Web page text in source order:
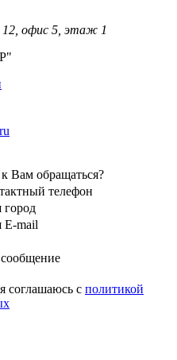
12, офис 5, этаж 1
Вам обращаться?
телефон
mail
соглашаюсь с политикой